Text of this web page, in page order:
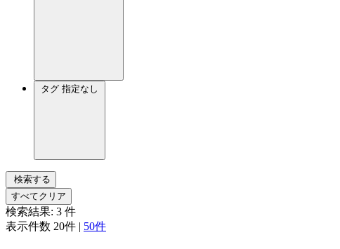
タグ 指定なし
検索する
すべてクリア
検索結果: 3 件
表示件数 20件 | 50件